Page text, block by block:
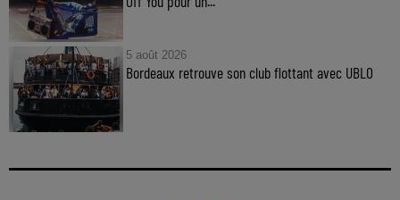
5 août 2026
Bordeaux retrouve son club flottant avec UBLO